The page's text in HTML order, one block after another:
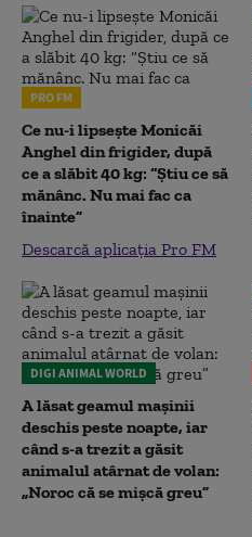
PRO FM
Ce nu-i lipsește Monicăi
Anghel din frigider, după
ce a slăbit 40 kg: “Știu ce să
mănânc. Nu mai fac ca
înainte”
Descarcă aplicația Pro FM
DIGI ANIMAL WORLD
A lăsat geamul mașinii
deschis peste noapte, iar
când s-a trezit a găsit
animalul atârnat de volan:
„Noroc că se mișcă greu”